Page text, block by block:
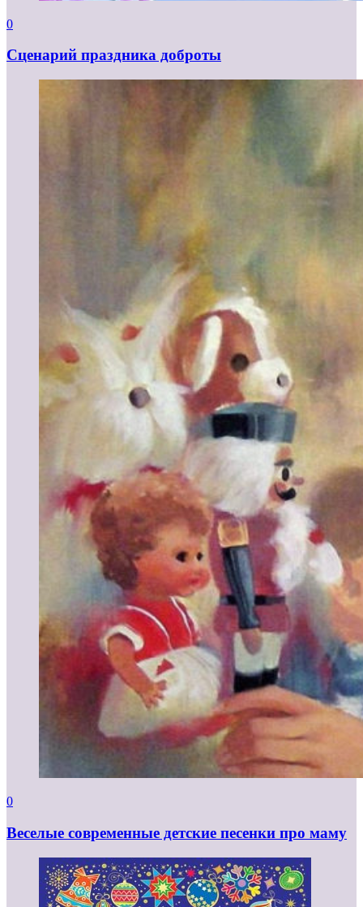
0
Сценарий праздника доброты
0
Веселые современные детские песенки про маму